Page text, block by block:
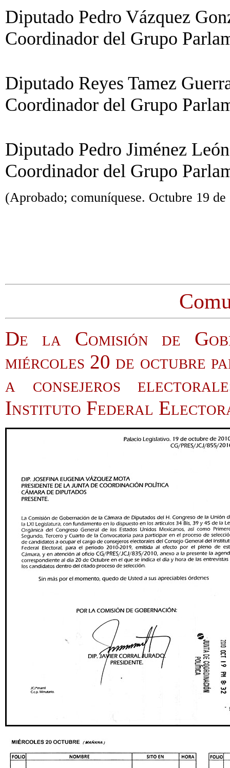
Diputado Pedro Vázquez
Coordinador del Grupo
Diputado Reyes Tamez
Coordinador del Grupo
Diputado Pedro Jiménez León
Coordinador del Grupo
(Aprobado; comuníquese. Octubre 19 de
De la Comisión de
miércoles 20 de octubre
a consejeros
Instituto Federal